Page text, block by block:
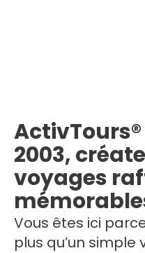
2003,
voyages
Vous êtes ici
plus qu’un simple